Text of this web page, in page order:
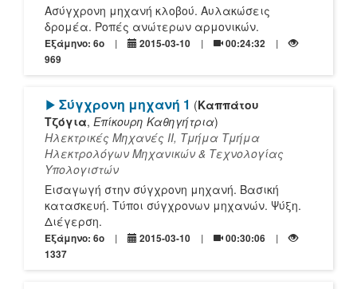
Ασύγχρονη μηχανή κλοβού. Αυλακώσεις
δρομέα. Ροπές ανώτερων αρμονικών.
Εξάμηνο: 6o 2015-03-10
00:24:32
969
[Play]
Σύγχρονη μηχανή 1 (Καππάτου
Τζόγια, Επίκουρη Καθηγήτρια)
Ηλεκτρικές Μηχανές ΙΙ, Τμήμα Τμήμα
Ηλεκτρολόγων Μηχανικών & Τεχνολογίας
Υπολογιστών
Εισαγωγή στην σύγχρονη μηχανή. Βασική
κατασκευή. Τύποι σύγχρονων μηχανών. Ψύξη.
Διέγερση.
Εξάμηνο: 6o 2015-03-10
00:30:06
1337